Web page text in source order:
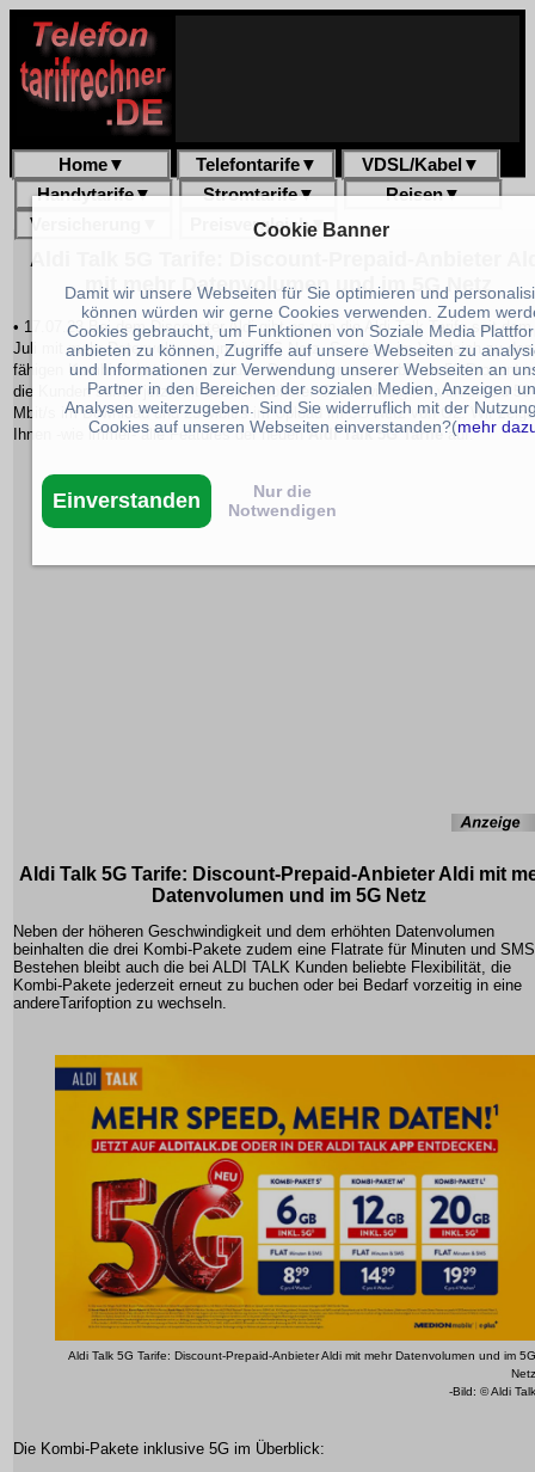
Home▼ Telefontarife▼ VDSL/Kabel ▼
Handytarife▼ Stromtarife▼ Reisen▼
Versicherung
Preisvergleich▼
Aldi Talk 5G Tarife: Discount-Prepaid-Anbieter
mit mehr Datenvolumen und im 5G Netz
• 17.07.23 Bei dem Discounter Aldi gibt es nun die Aldi Talk Tarife seit dem
Juli mit mehr Datenvolumen und im 5G Netz. So steigt im Vergleich zu
fähigen Kombi-Paketen das Inklusiv-Datenvolumen um bis zu 50 Prozent
die Kunden surfen jetzt mit deutlich höherer Geschwindigkeit von bis zu 50
Mbit/s im Download und 25 Mbit/s im Upload im 5G Netz von O2. Wir
Ihnen -wie immer- alle Features der neuenAldi Talk 5G Tarife auf.
Aldi Talk 5G Tarife: Discount-Prepaid-Anbieter Aldi mit
Datenvolumen und im 5G Netz
Neben der höheren Geschwindigkeit und dem erhöhten Datenvolumen
beinhalten die drei Kombi-Pakete zudem eine Flatrate für Minuten und
Bestehen bleibt auch die bei ALDI TALK Kunden beliebte Flexibilität, die
Kombi-Pakete jederzeit erneut zu buchen oder bei Bedarf vorzeitig in eine
andereTarifoption zu wechseln.
Aldi Talk 5G Tarife: Discount-Prepaid-Anbieter Aldi mit mehr Datenvolumen und im 5G
Netz
-Bild: © Aldi Talk
Die Kombi-Pakete inklusive 5G im Überblick:
Cookie Banner
Damit wir unsere Webseiten für Sie optimieren und
können würden wir gerne Cookies verwenden. Zudem
Cookies gebraucht, um Funktionen von Soziale Media
anbieten zu können, Zugriffe auf unsere Webseiten zu
und Informationen zur Verwendung unserer Webseiten an
Partner in den Bereichen der sozialen Medien, Anzeigen
Analysen weiterzugeben. Sind Sie widerruflich mit der
Cookies auf unseren Webseiten einverstanden?(mehr
Einverstanden
Nur die
Notwendigen